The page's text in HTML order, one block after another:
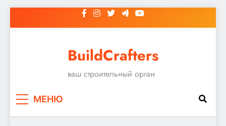
к
BuildCrafters
ваш строительный орган
МЕНЮ